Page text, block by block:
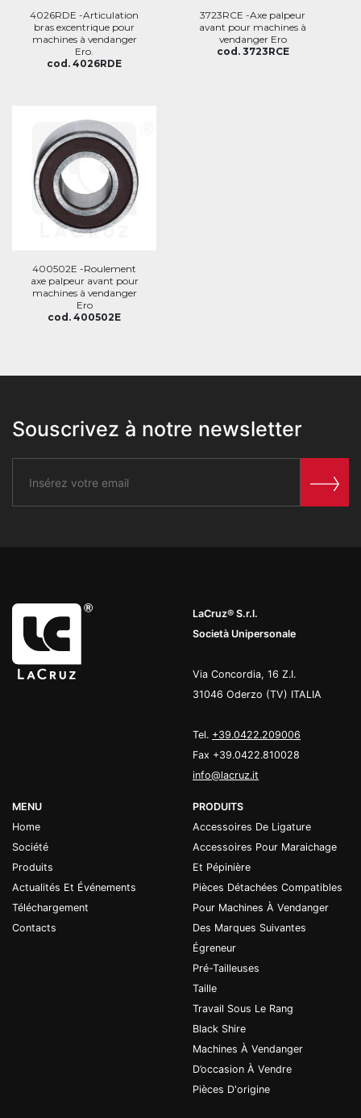
4026RDE -Articulation
bras excentrique pour
machines à vendanger
Ero.
cod. 4026RDE
3723RCE -Axe palpeur
avant pour machines à
vendanger Ero
cod. 3723RCE
400502E -Roulement
axe palpeur avant pour
machines à vendanger
Ero
cod. 400502E
Souscrivez à notre newsletter
LaCruz® S.r.l.
Società Unipersonale
Via Concordia, 16 Z.I.
31046 Oderzo (TV) ITALIA
Tel. +39.0422.209006
Fax +39.0422.810028
info@lacruz.it
MENU
Home
Société
Produits
Actualités Et Événements
Téléchargement
Contacts
PRODUITS
Accessoires De Ligature
Accessoires Pour Maraichage
Et Pépinière
Pièces Détachées Compatibles
Pour Machines À Vendanger
Des Marques Suivantes
Égreneur
Pré-Tailleuses
Taille
Travail Sous Le Rang
Black Shire
Machines À Vendanger
D’occasion À Vendre
Pièces D'origine